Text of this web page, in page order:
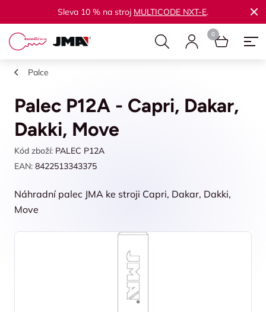
Sleva 10 % na stroj MULTICODE NXT-E.
Palce
Palec P12A - Capri, Dakar,
Dakki, Move
Kód zboží: PALEC P12A
EAN: 8422513343375
Náhradní palec JMA ke stroji Capri, Dakar, Dakki,
Move